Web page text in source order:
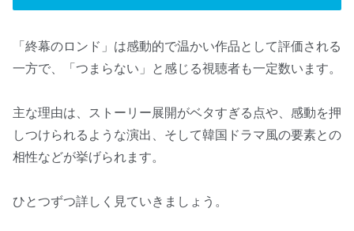
「終幕のロンド」は感動的で温かい作品として評価される
一方で、「つまらない」と感じる視聴者も一定数います。
主な理由は、ストーリー展開がベタすぎる点や、感動を押
しつけられるような演出、そして韓国ドラマ風の要素との
相性などが挙げられます。
ひとつずつ詳しく見ていきましょう。